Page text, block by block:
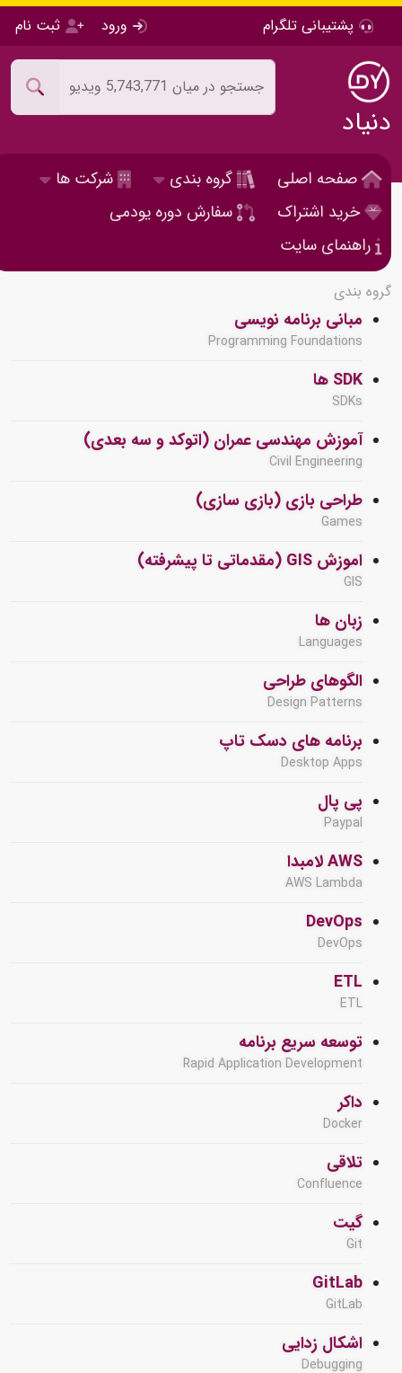
پشتیبانی تلگرام ورود ثبت نام
دنیاد
صفحه اصلی گروه بندی
شرکت ها
خرید اشتراک
سفارش دوره یودمی
راهنمای سایت
گروه بندی
مبانی برنامه نویسی
Programming Foundations
SDK ها
SDKs
آموزش مهندسی عمران (اتوکد و سه بعدی)
Civil Engineering
طراحی بازی (بازی سازی)
Games
اموزش GIS (مقدماتی تا پیشرفته)
GIS
زبان ها
Languages
الگوهای طراحی
Design Patterns
برنامه های دسک تاپ
Desktop Apps
پی پال
Paypal
AWS لامبدا
AWS Lambda
DevOps
DevOps
ETL
ETL
توسعه سریع برنامه
Rapid Application Development
داکر
Docker
تلاقی
Confluence
گیت
Git
GitLab
GitLab
اشکال زدایی
Debugging